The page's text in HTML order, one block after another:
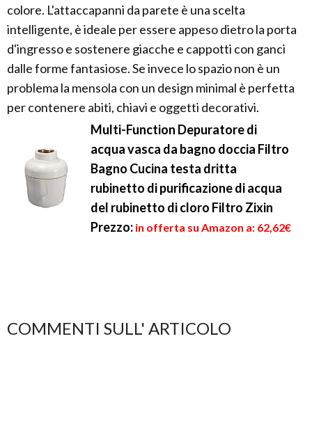
colore. L'attaccapanni da parete è una scelta
intelligente, è ideale per essere appeso dietro la porta
d'ingresso e sostenere giacche e cappotti con ganci
dalle forme fantasiose. Se invece lo spazio non è un
problema la mensola con un design minimal è perfetta
per contenere abiti, chiavi e oggetti decorativi.
Multi-Function Depuratore di
acqua vasca da bagno doccia Filtro
Bagno Cucina testa dritta
rubinetto di purificazione di acqua
del rubinetto di cloro Filtro Zixin
Prezzo: in offerta su Amazon a: 62,62€
COMMENTI SULL' ARTICOLO